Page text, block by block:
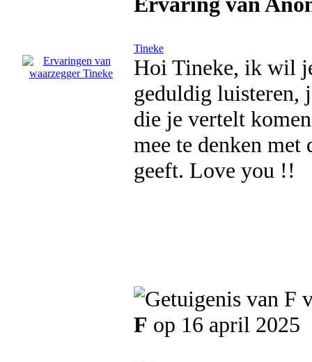
Tineke
Hoi Tineke, ik wil
geduldig luisteren,
die je vertelt
mee te denken
geeft. Love you !!
F op 16 april 2025